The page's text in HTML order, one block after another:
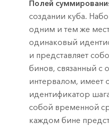
Полей
создании куба.
одним и тем же
одинаковый
и представляет
бинов, связанный
интервалом, имеет
идентификатор
собой временной
каждом бине